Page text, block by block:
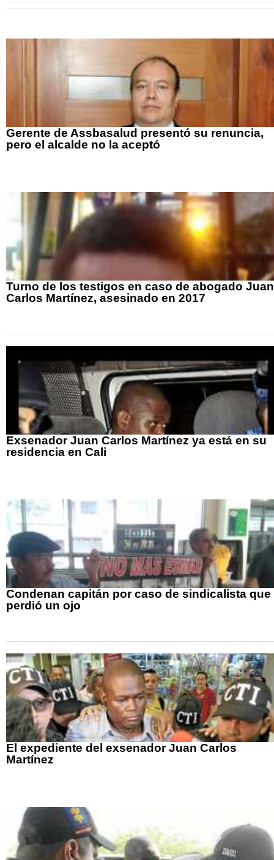
Gerente de Assbasalud presentó su renuncia,
pero el alcalde no la aceptó
Turno de los testigos en caso de abogado Juan
Carlos Martínez, asesinado en 2017
Exsenador Juan Carlos Martínez ya está en su
residencia en Cali
Condenan capitán por caso de sindicalista que
perdió un ojo
El expediente del exsenador Juan Carlos
Martínez